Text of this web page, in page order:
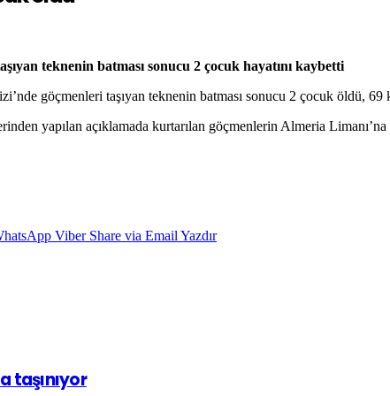
teknenin batması sonucu 2 çocuk hayatını kaybetti
göçmenleri taşıyan teknenin batması sonucu 2 çocuk öldü, 69
yapılan açıklamada kurtarılan göçmenlerin Almeria
Viber Share via Email Yazdır
taşınıyor